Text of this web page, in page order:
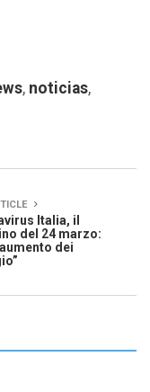
, noticias,
Italia, il
del 24 marzo:
dei